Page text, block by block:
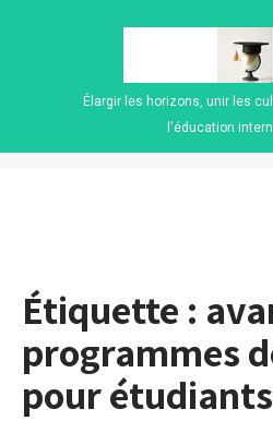
Élargir les horizons, unir les
l'éducation
Étiquette :
programmes
pour étudiants